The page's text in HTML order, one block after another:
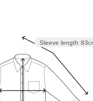
Sleeve length